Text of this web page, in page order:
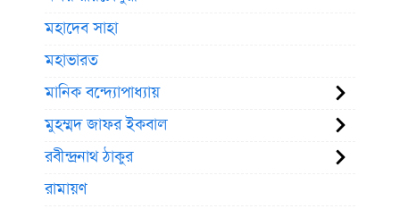
মহাদেব সাহা
মহাভারত
মানিক বন্দ্যোপাধ্যায়
মুহম্মদ জাফর ইকবাল
রবীন্দ্রনাথ ঠাকুর
রামায়ণ